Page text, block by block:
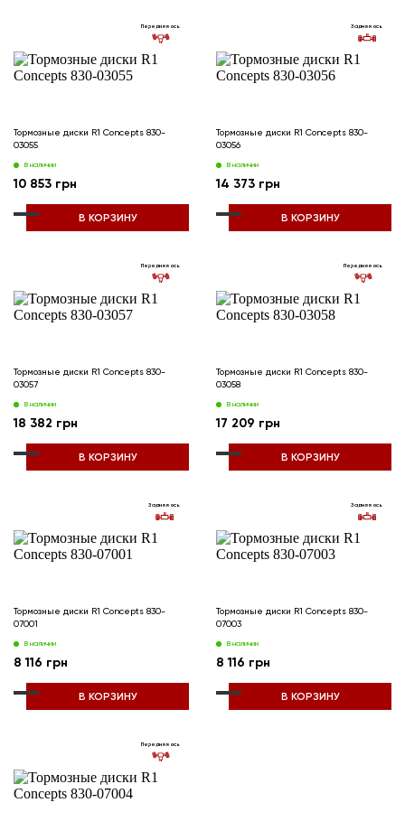
Передняя ось
Тормозные диски R1 Concepts 830-
03055
В наличии
10 853 грн
В КОРЗИНУ
Задняя ось
Тормозные диски R1 Concepts 830-
03056
В наличии
14 373 грн
В КОРЗИНУ
Передняя ось
Тормозные диски R1 Concepts 830-
03057
В наличии
18 382 грн
В КОРЗИНУ
Передняя ось
Тормозные диски R1 Concepts 830-
03058
В наличии
17 209 грн
В КОРЗИНУ
Задняя ось
Тормозные диски R1 Concepts 830-
07001
В наличии
8 116 грн
В КОРЗИНУ
Задняя ось
Тормозные диски R1 Concepts 830-
07003
В наличии
8 116 грн
В КОРЗИНУ
Передняя ось